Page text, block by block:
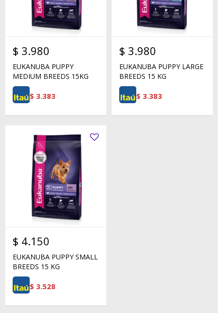
$ 3.980
EUKANUBA PUPPY
MEDIUM BREEDS 15KG
$ 3.383
$ 3.980
EUKANUBA PUPPY LARGE
BREEDS 15 KG
$ 3.383
$ 4.150
EUKANUBA PUPPY SMALL
BREEDS 15 KG
$ 3.528